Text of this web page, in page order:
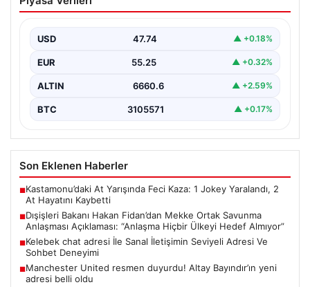
Ortak Savunma Anlaşması Açıklaması:
Dışişleri Bakanı Hakan Fidan, Mekke Ortak Savunma
bulundu. Bakan Fidan,…
USD 47.74 ▲ +0.18%
EUR 55.25 ▲ +0.32%
ALTIN 6660.6 ▲ +2.59%
BTC 3105571 ▲ +0.17%
Son Eklenen Haberler
■Kastamonu’daki At Yarışında Feci Kaza: 1 Jokey Yaralandı, 2
At Hayatını Kaybetti
■Dışişleri Bakanı Hakan Fidan’dan Mekke Ortak Savunma
Anlaşması Açıklaması: “Anlaşma Hiçbir Ülkeyi Hedef Almıyor”
■Kelebek chat adresi İle Sanal İletişimin Seviyeli Adresi Ve
Sohbet Deneyimi
■Manchester United resmen duyurdu! Altay Bayındır’ın yeni
adresi belli oldu